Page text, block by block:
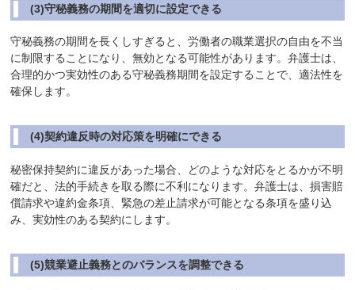
(3)守秘義務の期間を適切に設定できる
守秘義務の期間を長くしすぎると、労働者の職業選択の自由を不当
に制限することになり、無効となる可能性があります。弁護士は、
合理的かつ実効性のある守秘義務期間を設定することで、適法性を
確保します。
(4)契約違反時の対応策を明確にできる
秘密保持契約に違反があった場合、どのような対応をとるかが不明
確だと、法的手続きを取る際に不利になります。弁護士は、損害賠
償請求や違約金条項、緊急の差止請求が可能となる条項を盛り込
み、実効性のある契約にします。
(5)競業避止義務とのバランスを調整できる